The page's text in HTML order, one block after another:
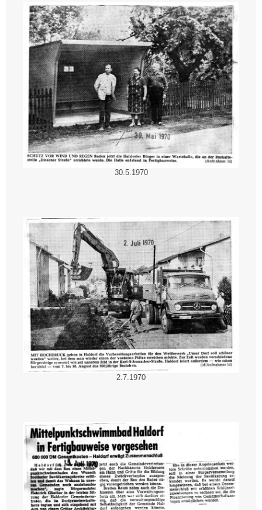
30.5.1970
2.7.1970